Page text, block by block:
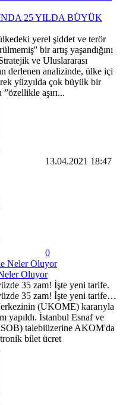
25 YILDA BÜYÜK
yerel şiddet ve terör
bir artış yaşandığını
ve Uluslararası
derlenen analizinde, ülke içi
yüzyılda çok büyük bir
”özellikle aşırı...
13.04.2021 18:47
0
Oluyor
35 zam! İşte yeni tarife.
35 zam! İşte yeni tarife…
(UKOME) kararıyla
yapıldı. İstanbul Esnaf ve
talebiüzerine AKOM'da
bilet ücret